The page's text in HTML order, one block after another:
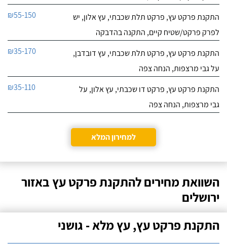
התקנת פרקט עץ, פרקט תלת שכבתי, עץ אלון, יש
לפרק פרקט/שטיח קיים, התקנה בהדבקה
₪55-150
התקנת פרקט עץ, פרקט תלת שכבתי, עץ דובדבן,
על גבי מרצפות, הנחה צפה
₪35-170
התקנת פרקט עץ, פרקט דו שכבתי, עץ אלון, על
גבי מרצפות, הנחה צפה
₪35-110
למחירון המלא
השוואת מחירים להתקנת פרקט עץ באזור
ירושלים
התקנת פרקט עץ, עץ מלא - גושני